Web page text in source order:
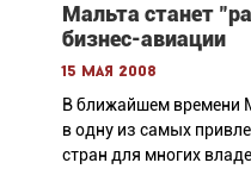
Мальта станет
бизнес-авиации
15 мая 2008
В ближайшем времени
в одну из самых
стран для многих